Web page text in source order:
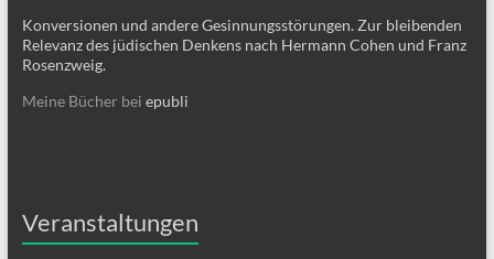
Konversionen und andere Gesinnungsstörungen. Zur bleibenden
Relevanz des jüdischen Denkens nach Hermann Cohen und Franz
Rosenzweig.
Meine Bücher bei epubli
Veranstaltungen